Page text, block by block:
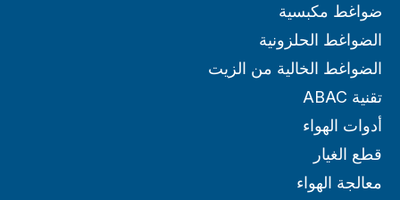
ضواغط مكبسية
الضواغط الحلزونية
الضواغط الخالية من الزيت
تقنية ABAC
أدوات الهواء
قطع الغيار
معالجة الهواء